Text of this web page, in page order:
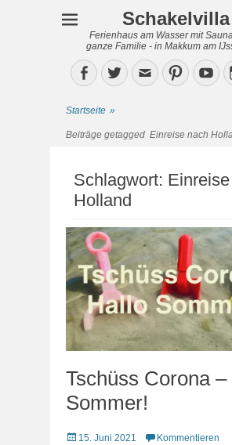
Schakelvilla
Ferienhaus am Wasser mit
ganze Familie - in Makkum am
Facebook
TwitterEmail
Startseite »
Beiträge getagged Einreise nach
Schlagwort:
Holland
Tschüss Corona
Sommer!
Veröffentlicht
15. Juni 2021 Kommentieren